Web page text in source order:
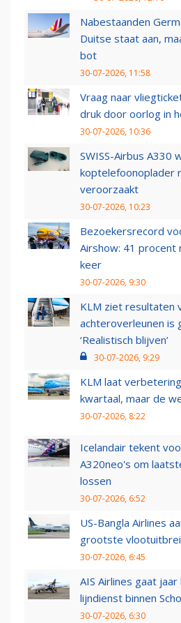
Nabestaanden
Duitse staat aan,
bot
30-07-2026, 11:58
Vraag naar
druk door oorlog in
30-07-2026, 10:36
SWISS-Airbus A330
koptelefoonoplader
veroorzaakt
30-07-2026, 10:23
Bezoekersrecord
Airshow: 41 procent
keer
30-07-2026, 9:30
KLM ziet resultaten
achteroverleunen is
‘Realistisch blijven’
30-07-2026, 9:29
KLM laat
kwartaal, maar de
30-07-2026, 8:22
Icelandair tekent
A320neo's om
lossen
30-07-2026, 6:52
US-Bangla Airlines
grootste
30-07-2026, 6:45
AIS Airlines gaat
lijndienst binnen
30-07-2026, 6:30